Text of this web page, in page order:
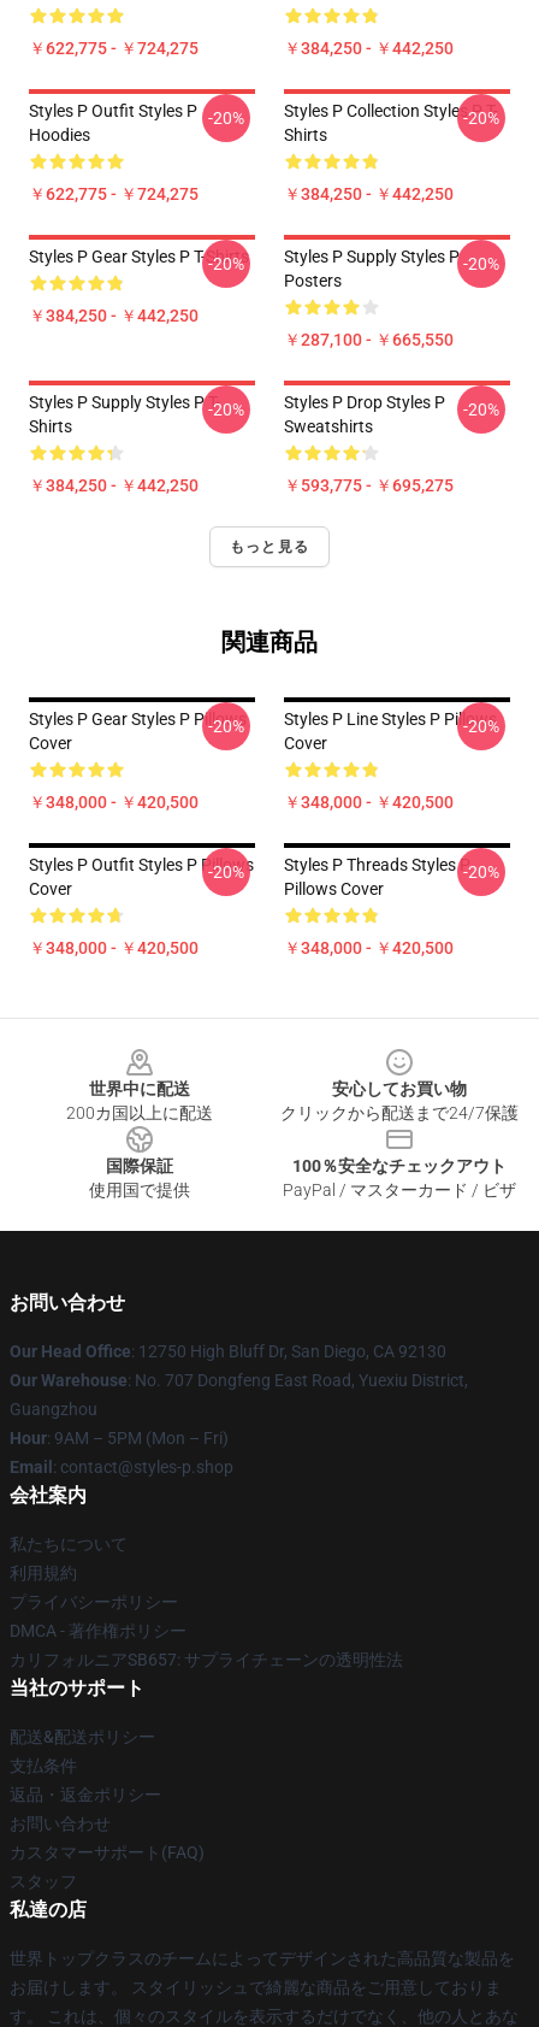
￥622,775 - ￥724,275 ￥384,250 - ￥442,250
Styles P Outfit Styles P
Hoodies
￥622,775 - ￥724,275
-20%
Styles P Collection Styles P T-
Shirts
￥384,250 - ￥442,250
-20%
Styles P Gear Styles P T-Shirts
￥384,250 - ￥442,250
-20%
Styles P Supply Styles P
Posters
￥287,100 - ￥665,550
-20%
Styles P Supply Styles P T-
Shirts
￥384,250 - ￥442,250
-20%
Styles P Drop Styles P
Sweatshirts
￥593,775 - ￥695,275
-20%
もっと見る
関連商品
Styles P Gear Styles P Pillows
Cover
￥348,000 - ￥420,500
-20%
Styles P Line Styles P Pillows
Cover
￥348,000 - ￥420,500
-20%
Styles P Outfit Styles P Pillows
Cover
￥348,000 - ￥420,500
-20%
Styles P Threads Styles P
Pillows Cover
￥348,000 - ￥420,500
-20%
世界中に配送
200カ国以上に配送
安心してお買い物
クリックから配送まで24/7保護
国際保証
使用国で提供
100％安全なチェックアウト
PayPal / マスターカード / ビザ
お問い合わせ
Our Head Office: 12750 High Bluff Dr, San Diego, CA 92130
Our Warehouse: No. 707 Dongfeng East Road, Yuexiu District,
Guangzhou
Hour: 9AM – 5PM (Mon – Fri)
Email : contact@styles-p.shop
会社案内
私たちについて
利用規約
プライバシーポリシー
DMCA - 著作権ポリシー
カリフォルニアSB657: サプライチェーンの透明性法
当社のサポート
配送&配送ポリシー
支払条件
返品・返金ポリシー
お問い合わせ
カスタマーサポート(FAQ)
スタッフ
私達の店
世界トップクラスのチームによってデザインされた高品質な製品を
お届けします。 スタイリッシュで綺麗な商品をご用意しておりま
す。 これは、個々のスタイルを表示するだけでなく、他の人とあな